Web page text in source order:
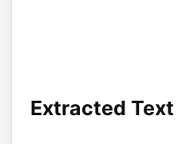
Extracted Text